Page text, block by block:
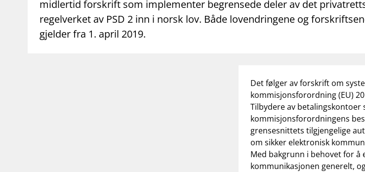
midlertid forskrift som implementer begrensede deler av det
regelverket av PSD 2 inn i norsk lov. Både lovendringene og
gjelder fra 1. april 2019.
Det følger av forskrift om
kommisjonsforordning (EU)
Tilbydere av
kommisjonsforordningens
grensesnittets tilgjengelige
om sikker elektronisk
Med bakgrunn i behovet for å
kommunikasjonen generelt,